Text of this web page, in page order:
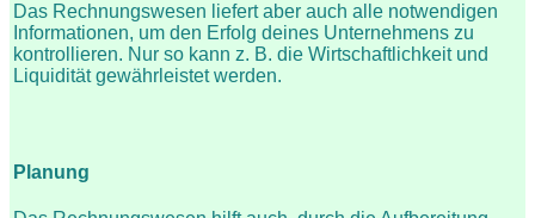
Das Rechnungswesen liefert aber auch alle notwendigen
Informationen, um den Erfolg deines Unternehmens zu
kontrollieren. Nur so kann z. B. die Wirtschaftlichkeit und
Liquidität gewährleistet werden.
Planung